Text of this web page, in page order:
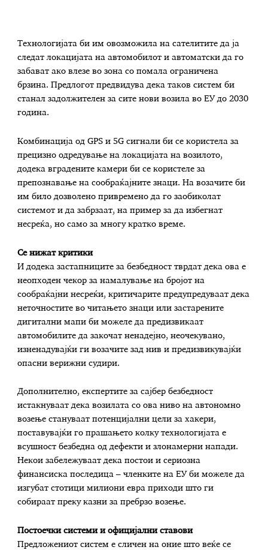
Технологијата би им овозможила на сателитите да ја
следат локацијата на автомобилот и автоматски да го
забават ако влезе во зона со помала ограничена
брзина. Предлогот предвидува дека таков систем би
станал задолжителен за сите нови возила во ЕУ до 2030
година.
Комбинација од GPS и 5G сигнали би се користела за
прецизно одредување на локацијата на возилото,
додека вградените камери би се користеле за
препознавање на сообраќајните знаци. На возачите би
им било дозволено привремено да го заобиколат
системот и да забрзаат, на пример за да избегнат
несреќа, но само за многу кратко време.
Се нижат критики
И додека застапниците за безбедност тврдат дека ова е
неопходен чекор за намалување на бројот на
сообраќајни несреќи, критичарите предупредуваат дека
неточностите во читањето знаци или застарените
дигитални мапи би можеле да предизвикаат
автомобилите да закочат ненадејно, неочекувано,
изненадувајќи ги возачите зад нив и предизвикувајќи
опасни верижни судири.
Дополнително, експертите за сајбер безбедност
истакнуваат дека возилата со ова ниво на автономно
возење стануваат потенцијални цели за хакери,
поставувајќи го прашањето колку технологијата е
всушност безбедна од дефекти и злонамерни напади.
Некои забележуваат дека постои и сериозна
финансиска последица – членките на ЕУ би можеле да
изгубат стотици милиони евра приходи што ги
собираат преку казни за пребрзо возење.
Постоечки системи и официјални ставови
Предложениот систем е сличен на оние што веќе се